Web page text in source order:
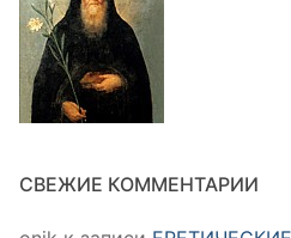
СВЕЖИЕ КОММЕНТАРИИ